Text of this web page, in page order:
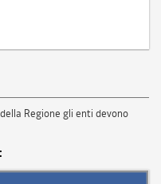
Regione gli enti devono